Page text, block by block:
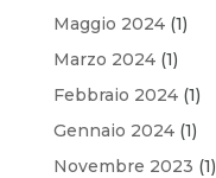
Maggio 2024(1)
Marzo 2024(1)
Febbraio 2024(1)
Gennaio 2024(1)
Novembre 2023 (1)